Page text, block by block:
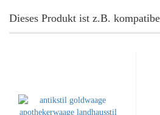
Dieses Produkt ist z.B.